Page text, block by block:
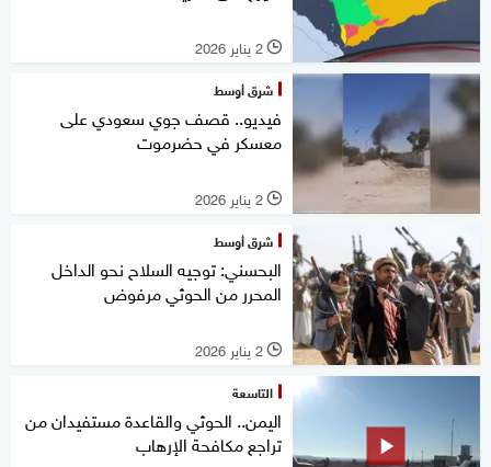
l 2 يناير 2026
شرق أوسط
فيديو.. قصف جوي سعودي على
معسكر في حضرموت
l 2 يناير 2026
شرق أوسط
البحسني: توجيه السلاح نحو الداخل
المحرر من الحوثي مرفوض
l 2 يناير 2026
التاسعة
اليمن.. الحوثي والقاعدة مستفيدان من
تراجع مكافحة الإرهاب